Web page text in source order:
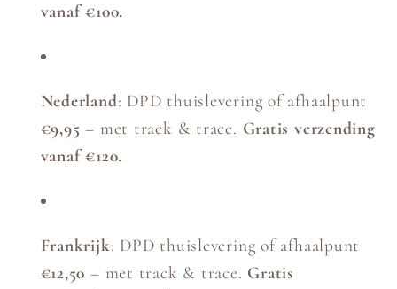
vanaf €100.
Nederland: DPD thuislevering of afhaalpunt
€9,95 – met track & trace. Gratis verzending
vanaf €120.
Frankrijk: DPD thuislevering of afhaalpunt
€12,50 – met track & trace. Gratis